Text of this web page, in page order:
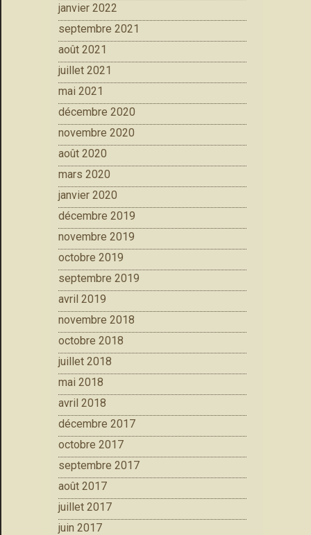
janvier 2022
septembre 2021
août 2021
juillet 2021
mai 2021
décembre 2020
novembre 2020
août 2020
mars 2020
janvier 2020
décembre 2019
novembre 2019
octobre 2019
septembre 2019
avril 2019
novembre 2018
octobre 2018
juillet 2018
mai 2018
avril 2018
décembre 2017
octobre 2017
septembre 2017
août 2017
juillet 2017
juin 2017